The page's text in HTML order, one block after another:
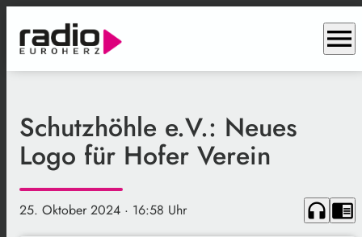
menu
Schutzhöhle e.V.: Neues
Logo für Hofer Verein
25. Oktober 2024 · 16:58 Uhr headphones chrome_reader_mode